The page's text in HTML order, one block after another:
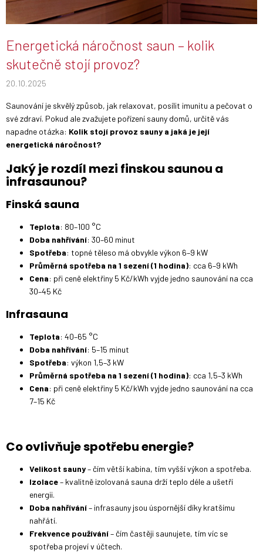
Energetická náročnost saun – kolik
skutečně stojí provoz?
20.10.2025
Saunování je skvělý způsob, jak relaxovat, posílit imunitu a pečovat o
své zdraví. Pokud ale zvažujete pořízení sauny domů, určitě vás
napadne otázka: Kolik stojí provoz sauny a jaká je její
energetická náročnost?
Jaký je rozdíl mezi finskou saunou a
infrasaunou?
Finská sauna
Teplota: 80–100 °C
Doba nahřívání: 30–60 minut
Spotřeba: topné těleso má obvykle výkon 6–9 kW
Průměrná spotřeba na 1 sezení (1 hodina): cca 6–9 kWh
Cena: při ceně elektřiny 5 Kč/kWh vyjde jedno saunování na cca
30–45 Kč
Infrasauna
Teplota: 40–65 °C
Doba nahřívání: 5–15 minut
Spotřeba: výkon 1,5–3 kW
Průměrná spotřeba na 1 sezení (1 hodina): cca 1,5–3 kWh
Cena: při ceně elektřiny 5 Kč/kWh vyjde jedno saunování na cca
7–15 Kč
Co ovlivňuje spotřebu energie?
Velikost sauny– čím větší kabina, tím vyšší výkon a spotřeba.
Izolace– kvalitně izolovaná sauna drží teplo déle a ušetří
energii.
Doba nahřívání– infrasauny jsou úspornější díky kratšímu
nahřátí.
Frekvence používání– čím častěji saunujete, tím víc se
spotřeba projeví v účtech.